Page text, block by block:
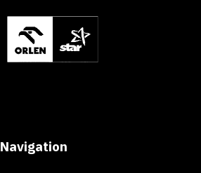
Navigation